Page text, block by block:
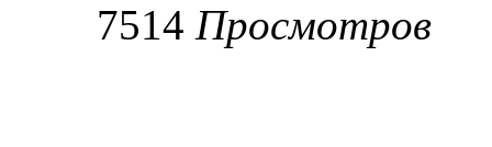
7514 Просмотров